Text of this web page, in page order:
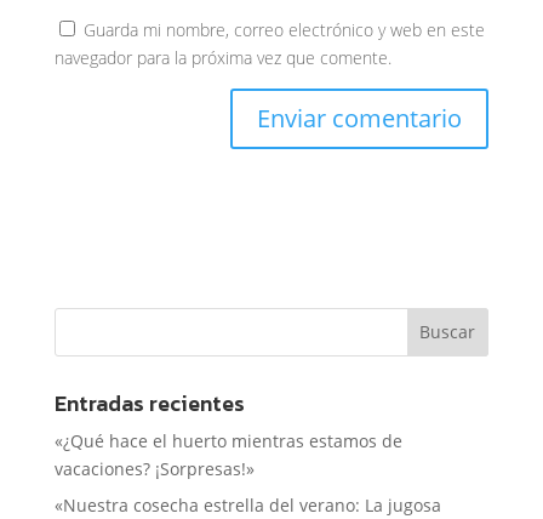
Guarda mi nombre, correo electrónico y web en este
navegador para la próxima vez que comente.
Entradas recientes
«¿Qué hace el huerto mientras estamos de
vacaciones? ¡Sorpresas!»
«Nuestra cosecha estrella del verano: La jugosa